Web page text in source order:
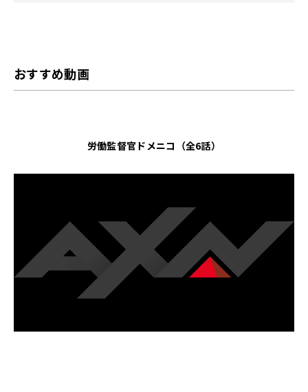
おすすめ動画
労働監督官ドメニコ（全6話）